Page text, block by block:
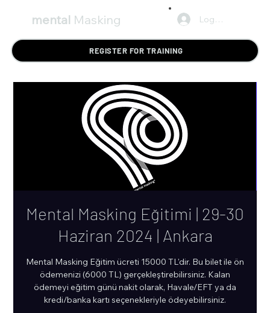
mental Masking Log In
REGISTER FOR TRAINING
Mental Masking Eğitimi | 29-30
Haziran 2024 | Ankara
Mental Masking Eğitim ücreti 15000 TL'dir. Bu bilet ile ön
ödemenizi (6000 TL) gerçekleştirebilirsiniz. Kalan
ödemeyi eğitim günü nakit olarak, Havale/EFT ya da
kredi/banka kartı seçenekleriyle ödeyebilirsiniz.